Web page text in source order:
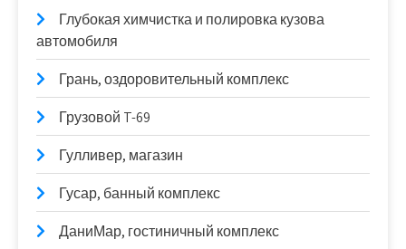
Глубокая химчистка и полировка кузова
автомобиля
Грань, оздоровительный комплекс
Грузовой T-69
Гулливер, магазин
Гусар, банный комплекс
ДаниМар, гостиничный комплекс